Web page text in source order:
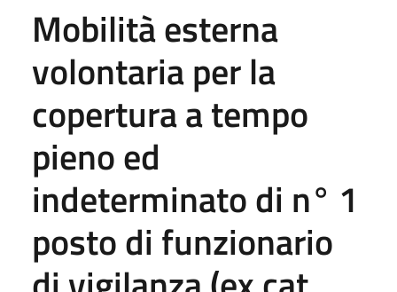
Mobilità esterna
volontaria per la
copertura a tempo
pieno ed
indeterminato di n° 1
posto di funzionario